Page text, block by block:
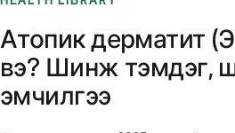
Атопик дерматит
вэ? Шинж тэмдэг,
эмчилгээ